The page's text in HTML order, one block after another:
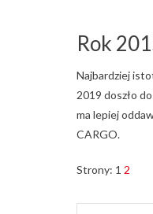
Rok
Najbardziej
2019 doszło
ma lepiej
CARGO.
Strony: 1 2